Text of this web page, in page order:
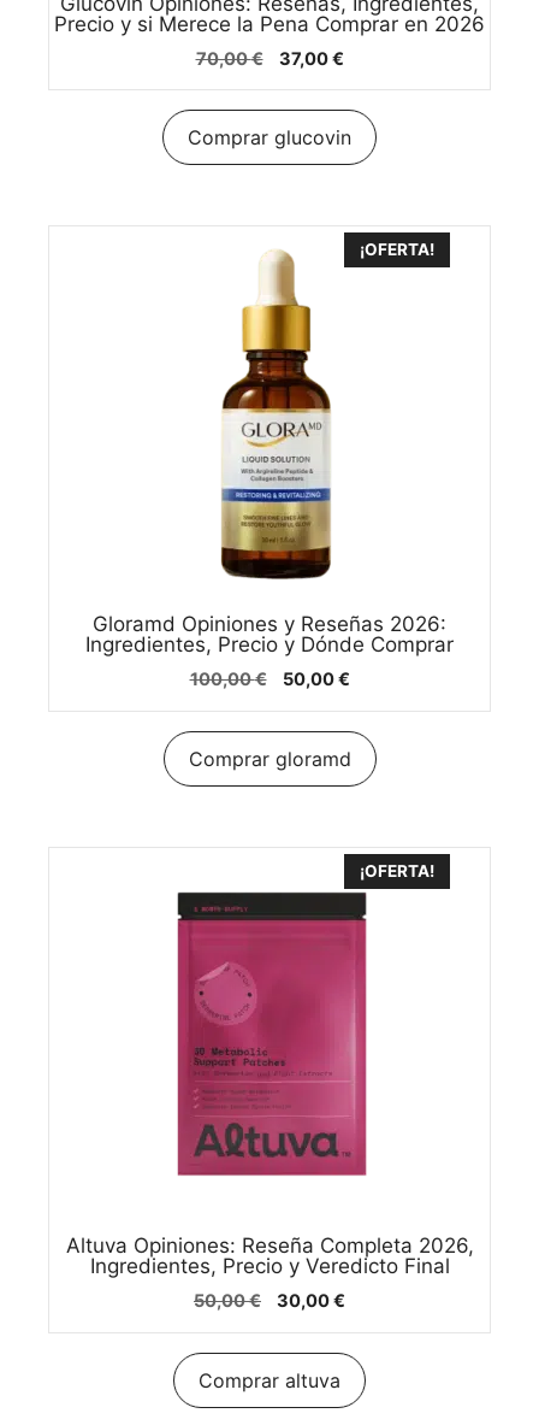
Precio y si Merece la Pena Comprar en 2026
70,00€
El
original
era:
70,00 €.
37,00€El
actual
es:
37,00 €.
Comprar glucovin
¡OFERTA!
Gloramd Opiniones y Reseñas 2026:
Ingredientes, Precio y Dónde Comprar
100,00€
El
original
era:
100,00 €.
50,00€El
actual
es:
50,00 €.
Comprar gloramd
¡OFERTA!
Altuva Opiniones: Reseña Completa 2026,
Ingredientes, Precio y Veredicto Final
50,00€
El
original
era:
50,00 €.
30,00€
actual
es:
30,00 €.
Comprar altuva